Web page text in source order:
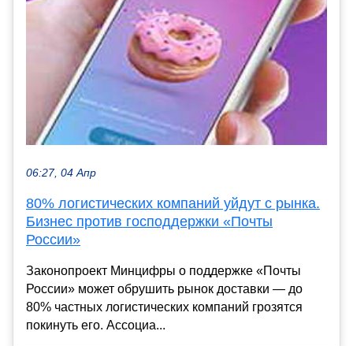
06:27, 04 Апр
80% логистических компаний уйдут с рынка.
Бизнес против господдержки «Почты
России»
Законопроект Минцифры о поддержке «Почты
России» может обрушить рынок доставки — до
80% частных логистических компаний грозятся
покинуть его. Ассоциа...